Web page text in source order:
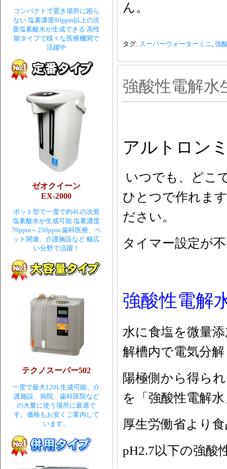
コンパクトで置き場所に困ら
ない 塩素濃度80ppm以上の次
亜塩素酸水が生成できる 高性
能タイプで様々な医療機関で
活躍中
ゼオクイーン
EX-2000
ポット型で一度で約4Lの次亜
塩素酸水が生成可能 塩素濃度
70ppm～250ppm 歯科医療、ペ
ット関連、介護施設など 幅広
い分野で活躍！
テクノスーパー502
一度で最大120L生成可能、介
護施設、病院、歯科医院など
の大量に使う場所に最適で
す。価格もお安くご案内して
います。
ん。
タグ: スーパーウォーターミニ, 強
強酸性電解
アルトロン
いつでも、どこ
ひとつで作れま
ださい。
タイマー設定が
強酸性電解
水に食塩を微量
解槽内で電気分
陽極側から得ら
を「強酸性電解
厚生労働省より
pH2.7以下の強酸